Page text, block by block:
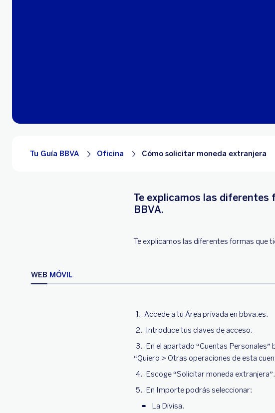
Tu Guía BBVA Oficina Cómo solicitar moneda extranjera
Te explicamos las diferentes
BBVA.
Te explicamos las diferentes formas que
WEB MÓVIL
Accede a tu Área privada en bbva.es.
Introduce tus claves de acceso.
En el apartado “Cuentas Personales”
“Quiero > Otras operaciones de esta
Escoge “Solicitar moneda extranjera”.
En Importe podrás seleccionar:
La Divisa.